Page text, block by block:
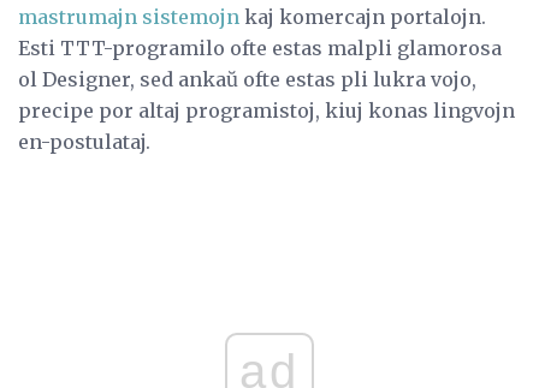
mastrumajn sistemojn kaj komercajn portalojn.
Esti TTT-programilo ofte estas malpli glamorosa
ol Designer, sed ankaŭ ofte estas pli lukra vojo,
precipe por altaj programistoj, kiuj konas lingvojn
en-postulataj.
ad